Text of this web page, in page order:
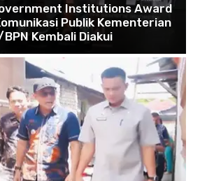
Institutions Award
Publik Kementerian
Kembali Diakui